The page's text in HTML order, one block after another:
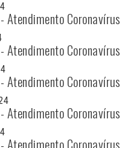
Atendimento Coronavírus
Atendimento Coronavírus
Atendimento Coronavírus
Atendimento Coronavírus
Atendimento Coronavírus